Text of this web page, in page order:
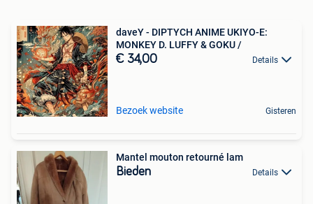
daveY - DIPTYCH ANIME UKIYO-E:
MONKEY D. LUFFY & GOKU /
€ 34,00 Details
Bezoek website Gisteren
Mantel mouton retourné lam
Bieden Details